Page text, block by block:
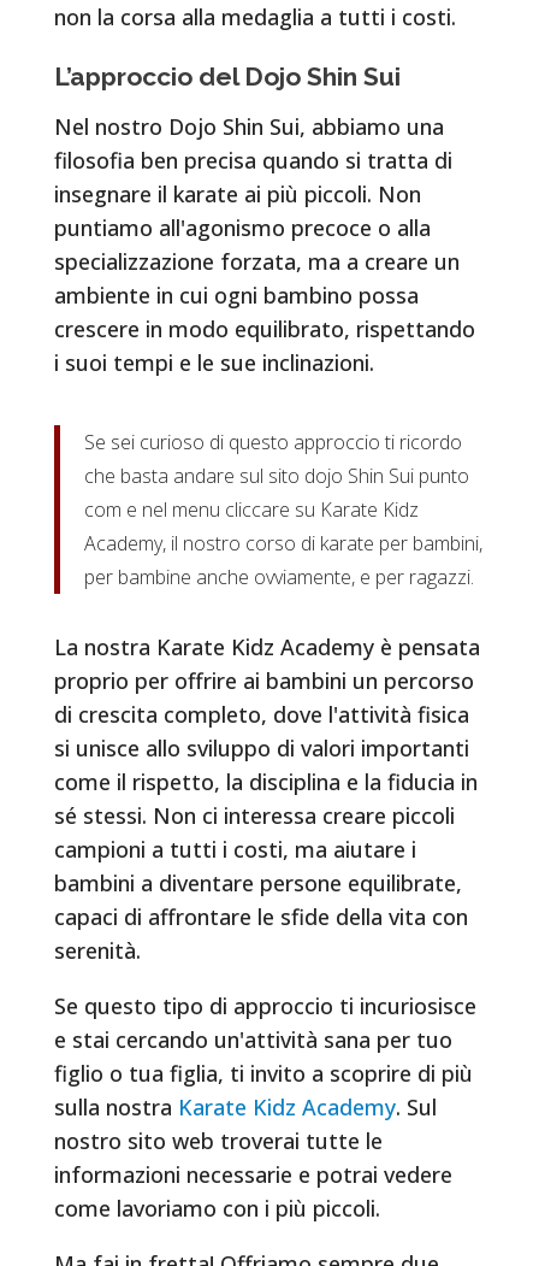
non la corsa alla medaglia a tutti i costi.
L’approccio del Dojo Shin Sui
Nel nostro Dojo Shin Sui, abbiamo una
filosofia ben precisa quando si tratta di
insegnare il karate ai più piccoli. Non
puntiamo all'agonismo precoce o alla
specializzazione forzata, ma a creare un
ambiente in cui ogni bambino possa
crescere in modo equilibrato, rispettando
i suoi tempi e le sue inclinazioni.
Se sei curioso di questo approccio ti ricordo
che basta andare sul sito dojo Shin Sui punto
com e nel menu cliccare su Karate Kidz
Academy, il nostro corso di karate per bambini,
per bambine anche ovviamente, e per ragazzi.
La nostra Karate Kidz Academy è pensata
proprio per offrire ai bambini un percorso
di crescita completo, dove l'attività fisica
si unisce allo sviluppo di valori importanti
come il rispetto, la disciplina e la fiducia in
sé stessi. Non ci interessa creare piccoli
campioni a tutti i costi, ma aiutare i
bambini a diventare persone equilibrate,
capaci di affrontare le sfide della vita con
serenità.
Se questo tipo di approccio ti incuriosisce
e stai cercando un'attività sana per tuo
figlio o tua figlia, ti invito a scoprire di più
sulla nostra Karate Kidz Academy. Sul
nostro sito web troverai tutte le
informazioni necessarie e potrai vedere
come lavoriamo con i più piccoli.